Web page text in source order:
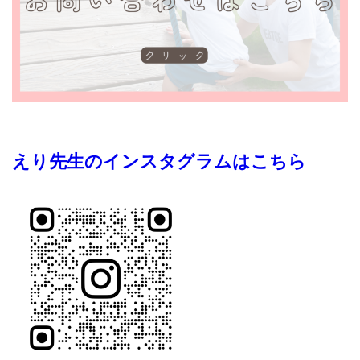
えり先生のインスタグラムはこちら